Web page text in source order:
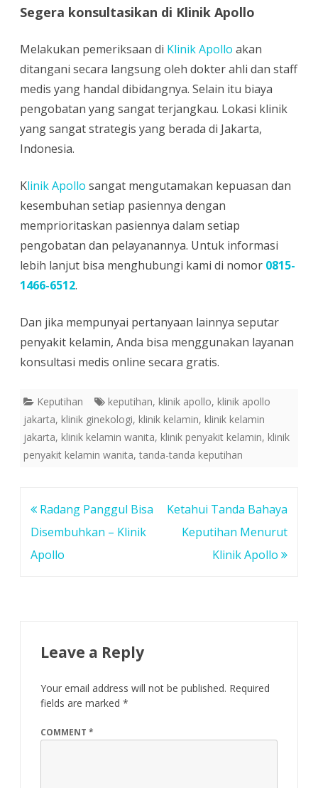
Segera konsultasikan di Klinik Apollo
Melakukan pemeriksaan di Klinik Apollo akan
ditangani secara langsung oleh dokter ahli dan staff
medis yang handal dibidangnya. Selain itu biaya
pengobatan yang sangat terjangkau. Lokasi klinik
yang sangat strategis yang berada di Jakarta,
Indonesia.
Klinik Apollo sangat mengutamakan kepuasan dan
kesembuhan setiap pasiennya dengan
memprioritaskan pasiennya dalam setiap
pengobatan dan pelayanannya. Untuk informasi
lebih lanjut bisa menghubungi kami di nomor 0815-
1466-6512.
Dan jika mempunyai pertanyaan lainnya seputar
penyakit kelamin, Anda bisa menggunakan layanan
konsultasi medis online secara gratis.
Keputihan keputihan, klinik apollo, klinik apollo
jakarta, klinik ginekologi, klinik kelamin, klinik kelamin
jakarta, klinik kelamin wanita, klinik penyakit kelamin, klinik
penyakit kelamin wanita, tanda-tanda keputihan
Post
navigation
Radang Panggul Bisa
Disembuhkan – Klinik
Apollo
Ketahui Tanda Bahaya
Keputihan Menurut
Klinik Apollo
Leave a Reply
Your email address will not be published. Required
fields are marked *
COMMENT *